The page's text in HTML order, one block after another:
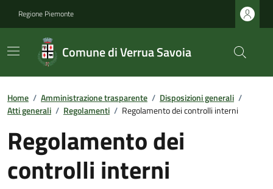
Regione Piemonte
Comune di Verrua Savoia
Home / Amministrazione trasparente / Disposizioni generali /
Atti generali / Regolamenti / Regolamento dei controlli interni
Regolamento dei
controlli interni